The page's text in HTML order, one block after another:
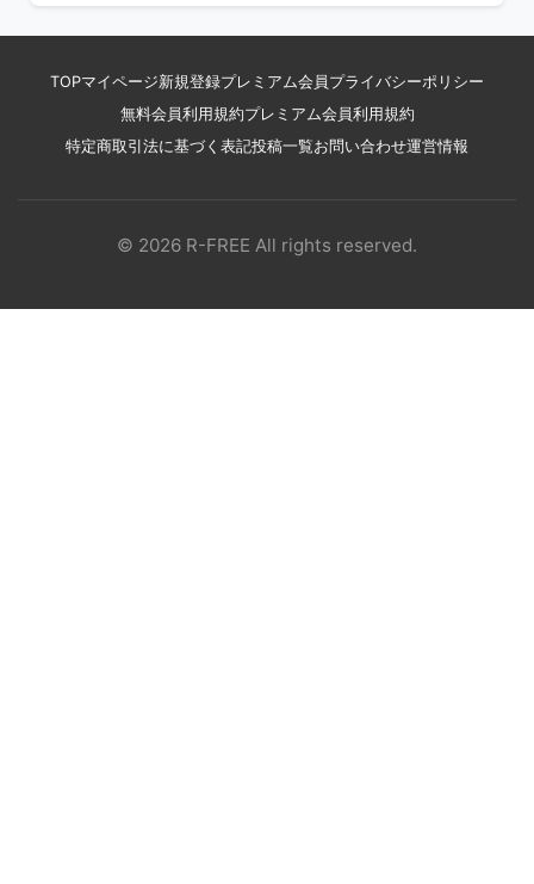
TOPマイページ新規登録プレミアム会員 プライバシーポリシー
無料会員利用規約プレミアム会員利用規約
特定商取引法に基づく表記投稿一覧お問い合わせ運営情報
© 2026 R-FREE All rights reserved.